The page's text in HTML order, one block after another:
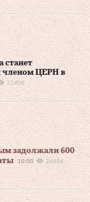
станет
членом ЦЕРН в
21400
задолжали 600
10:00 24494